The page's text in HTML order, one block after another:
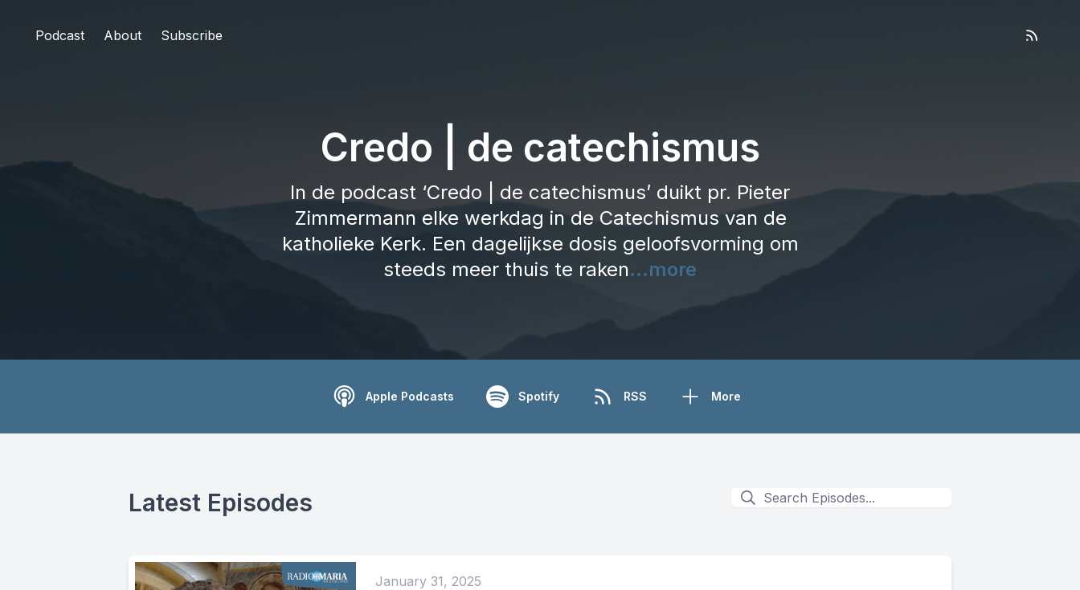
Podcast About Subscribe
Credo | de catechismus
In de podcast ‘Credo | de catechismus’ duikt pr. Pieter
Zimmermann elke werkdag in de Catechismus van de
katholieke Kerk. Een dagelijkse dosis geloofsvorming om
steeds meer thuis te raken...more
Apple Podcasts Spotify RSS More
Latest Episodes
January 31, 2025